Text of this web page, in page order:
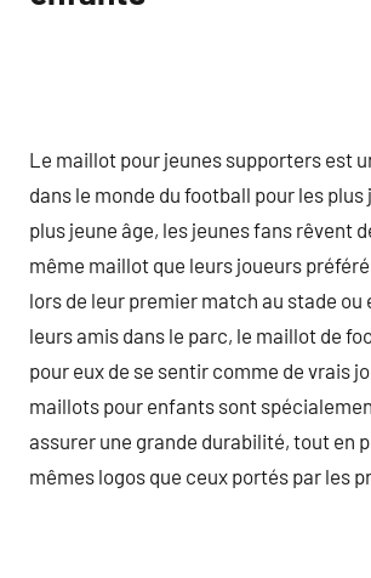
Le maillot pour jeunes supporters est
dans le monde du football pour les plus
plus jeune âge, les jeunes fans rêvent
même maillot que leurs joueurs
lors de leur premier match au stade ou
leurs amis dans le parc, le maillot de
pour eux de se sentir comme de vrais
maillots pour enfants sont
assurer une grande durabilité, tout en
mêmes logos que ceux portés par les